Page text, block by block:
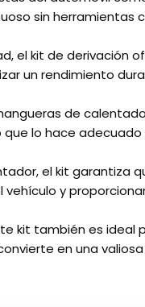
sin herramientas
el kit de derivación
un rendimiento
de
lo hace
el kit garantiza
y
kit también es ideal
en una